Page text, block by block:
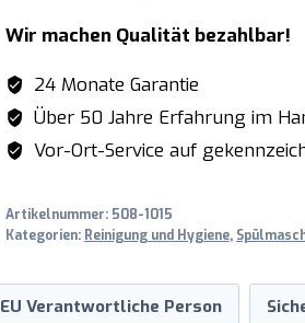
500x500x100
Menge
Wir machen Qualität bezahlbar!
24 Monate Garantie
Über 50 Jahre Erfahrung im
Vor-Ort-Service auf
Artikelnummer: 508-1015
Kategorien: Reinigung und Hygiene,
EU Verantwortliche Person